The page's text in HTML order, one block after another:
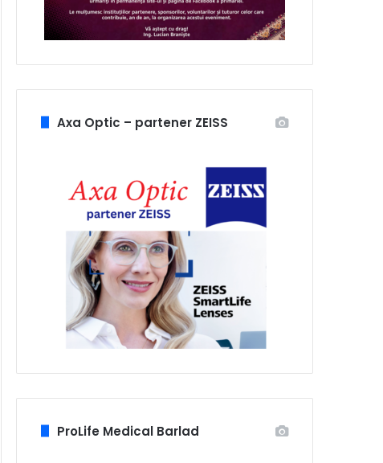
Axa Optic – partener ZEISS
ProLife Medical Barlad